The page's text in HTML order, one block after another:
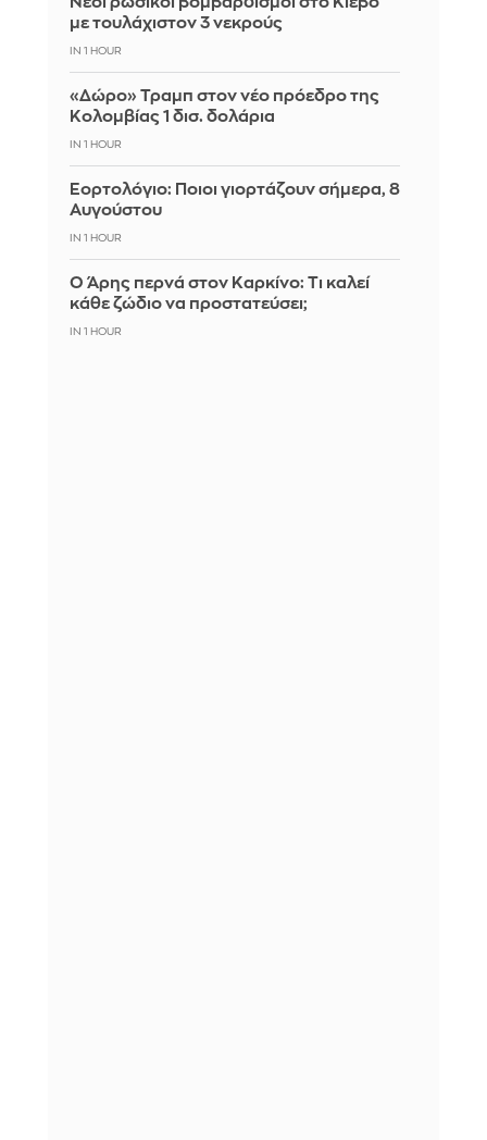
με τουλάχιστον 3 νεκρούς
IN 1 HOUR
«Δώρο» Τραμπ στον νέο πρόεδρο της
Κολομβίας 1 δισ. δολάρια
IN 1 HOUR
Εορτολόγιο: Ποιοι γιορτάζουν σήμερα, 8
Αυγούστου
IN 1 HOUR
Ο Άρης περνά στον Καρκίνο: Τι καλεί
κάθε ζώδιο να προστατεύσει;
IN 1 HOUR